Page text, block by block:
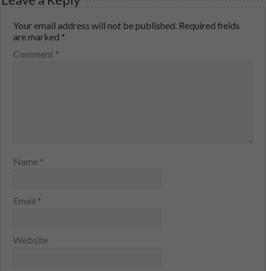
Your email address will not be published. Required fields
are marked *
Comment *
Name *
Email *
Website